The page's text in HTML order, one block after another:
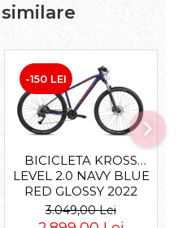
-150 LEI
BICICLETA KROSS
LEVEL 2.0 NAVY BLUE
RED GLOSSY 2022
3.049,00 Lei